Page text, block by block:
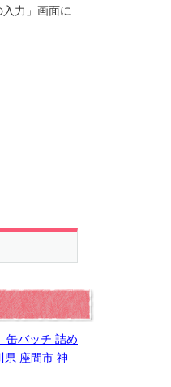
力」画面に
缶バッチ 詰め
県 座間市 神